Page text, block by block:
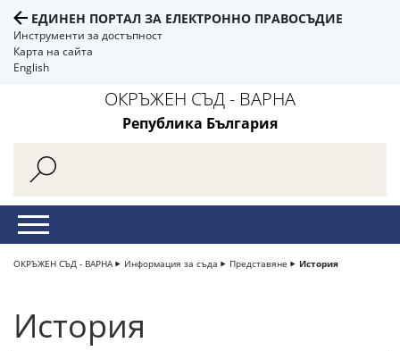
ЕДИНЕН ПОРТАЛ ЗА ЕЛЕКТРОННО ПРАВОСЪДИЕ
Инструменти за достъпност
Карта на сайта
English
ОКРЪЖЕН СЪД - ВАРНА
Република България
ОКРЪЖЕН СЪД - ВАРНА Информация за съда Представяне История
История